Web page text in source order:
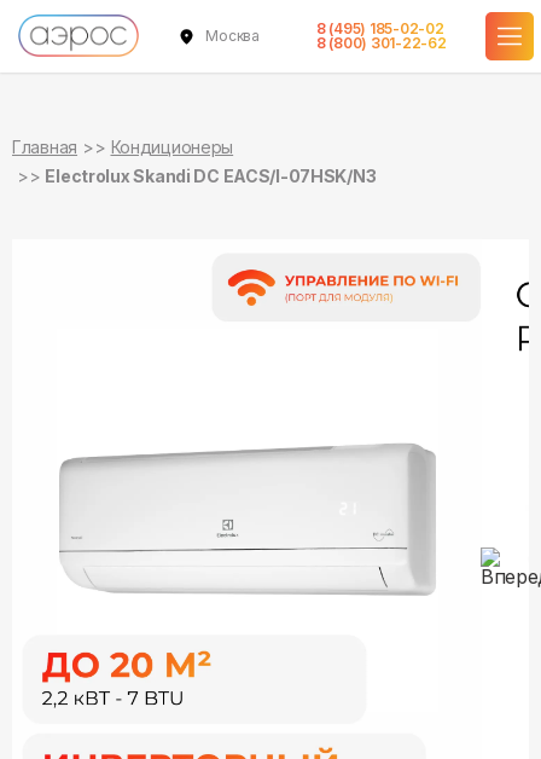
Москва
8 (495) 185-02-02
8 (800) 301-22-62
Главная
Кондиционеры
Electrolux Skandi DC EACS/I-07HSK/N3
в наличии
в наличии